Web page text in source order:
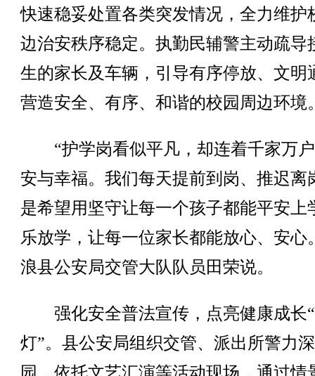
快速稳妥处置各类突发情况，全力维护
边治安秩序稳定。执勤民辅警主动疏导
生的家长及车辆，引导有序停放、文明
营造安全、有序、和谐的校园周边环境
“护学岗看似平凡，却连着千家万
安与幸福。我们每天提前到岗、推迟离
是希望用坚守让每一个孩子都能平安上
乐放学，让每一位家长都能放心、安心
浪县公安局交管大队队员田荣说。
强化安全普法宣传，点亮健康成长
灯”。县公安局组织交管、派出所警力